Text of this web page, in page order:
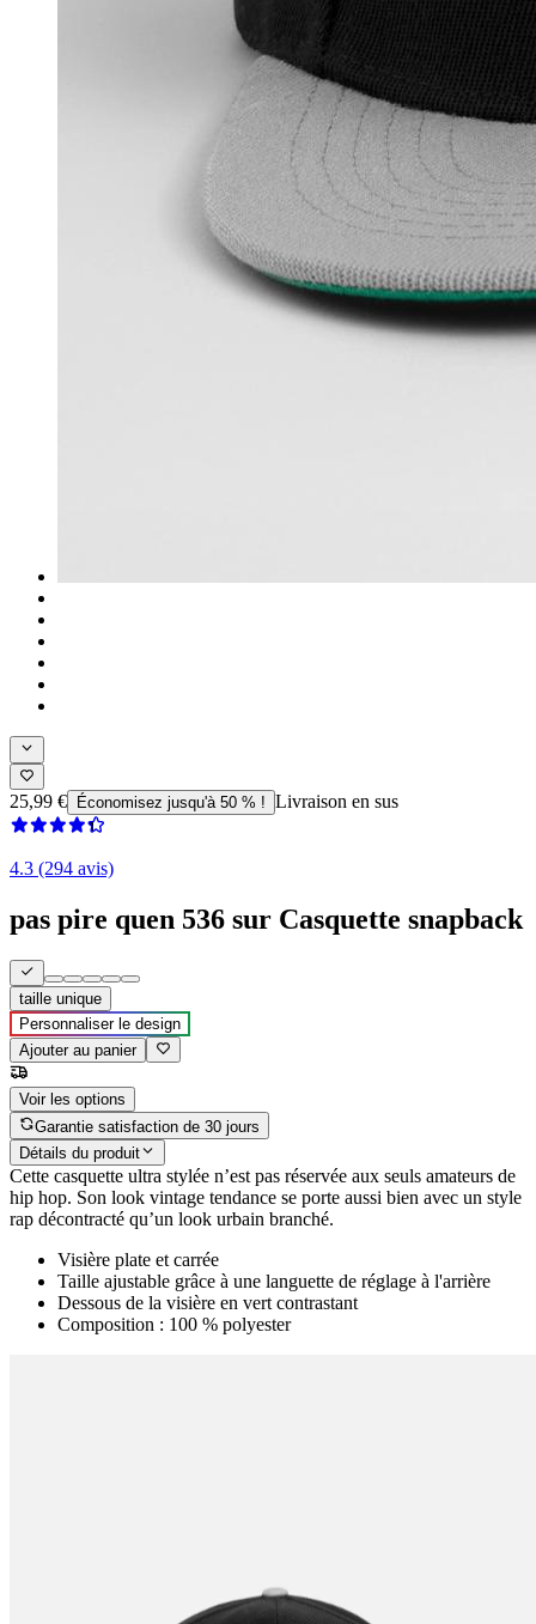
25,99 € Économisez jusqu'à 50 % ! Livraison en sus
4.3 (294 avis)
pas pire quen 536 sur Casquette snapback
taille unique
Personnaliser le design
Ajouter au panier
Voir les options
Garantie satisfaction de 30 jours
Détails du produit
Cette casquette ultra stylée n’est pas réservée aux seuls amateurs de
hip hop. Son look vintage tendance se porte aussi bien avec un style
rap décontracté qu’un look urbain branché.
Visière plate et carrée
Taille ajustable grâce à une languette de réglage à l'arrière
Dessous de la visière en vert contrastant
Composition : 100 % polyester